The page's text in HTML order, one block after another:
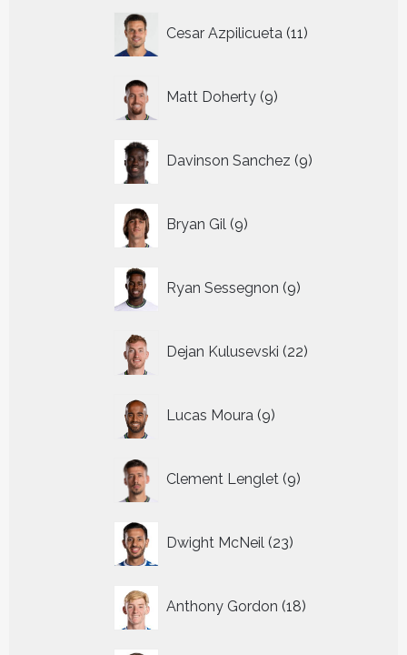
Cesar Azpilicueta 11
producten
Matt Doherty 9
producten
Davinson Sanchez 9
producten
Bryan Gil 9
producten
Ryan Sessegnon 9
producten
Dejan Kulusevski 22
producten
Lucas Moura 9
producten
Clement Lenglet 9
producten
Dwight McNeil 23
producten
Anthony Gordon 18
producten